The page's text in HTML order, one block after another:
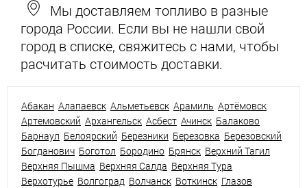
Мы доставляем топливо в разные
города России. Если вы не нашли свой
город в списке, свяжитесь с нами, чтобы
расчитать стоимость доставки.
Абакан Алапаевск Альметьевск Арамиль Артёмовск
Артемовский Архангельск Асбест Ачинск Балаково
Барнаул Белоярский Березники Березовка Березовский
Богданович Боготол Бородино Брянск Верхний Тагил
Верхняя Пышма Верхняя Салда Верхняя Тура
Верхотурье Волгоград Волчанск Воткинск Глазов